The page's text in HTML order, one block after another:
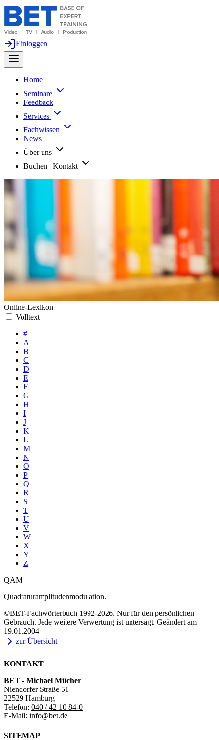
Einloggen
Home
Seminare
Feedback
Services
Fachwissen
News
Über uns
Buchen | Kontakt
Online-Lexikon
Volltext
#
A
B
C
D
E
F
G
H
I
J
K
L
M
N
O
P
Q
R
S
T
U
V
W
X
Y
Z
QAM
Quadraturamplitudenmodulation.
©BET-Fachwörterbuch 1992-2026. Nur für den persönlichen
Gebrauch. Jede weitere Verwertung ist untersagt. Geändert am
19.01.2004
zur Übersicht
KONTAKT
BET - Michael Mücher
Niendorfer Straße 51
22529 Hamburg
Telefon: 040 / 42 10 84-0
E-Mail: info@bet.de
SITEMAP